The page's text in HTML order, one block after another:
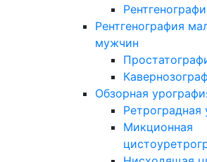
Рентгенография
мужчин
Обзорная
Ретроградная
Микционная